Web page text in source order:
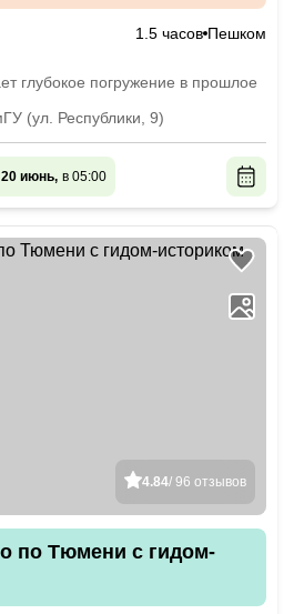
1.5 часов Пешком
глубокое погружение в прошлое
(ул. Республики, 9)
июнь, в 05:00
4.84/ 96 отзывов
по Тюмени с гидом-